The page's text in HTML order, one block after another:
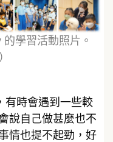
學習活動照片。
有時會遇到一些較
說自己做甚麼也不
情也提不起勁，好